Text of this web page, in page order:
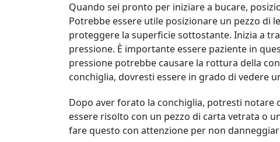
Quando sei pronto per iniziare a bucare,
Potrebbe essere utile posizionare un pezzo di
proteggere la superficie sottostante. Inizia a
pressione. È importante essere paziente in
pressione potrebbe causare la rottura della
conchiglia, dovresti essere in grado di vedere
Dopo aver forato la conchiglia, potresti
essere risolto con un pezzo di carta vetrata o
fare questo con attenzione per non